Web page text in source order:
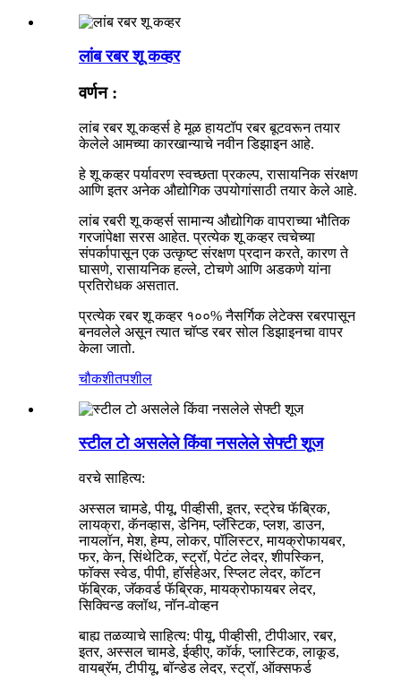
लांब रबर शू कव्हर
वर्णन :
लांब रबर शू कव्हर्स हे मूळ हायटॉप रबर बूटवरून तयार
केलेले आमच्या कारखान्याचे नवीन डिझाइन आहे.
हे शू कव्हर पर्यावरण स्वच्छता प्रकल्प, रासायनिक संरक्षण
आणि इतर अनेक औद्योगिक उपयोगांसाठी तयार केले आहे.
लांब रबरी शू कव्हर्स सामान्य औद्योगिक वापराच्या भौतिक
गरजांपेक्षा सरस आहेत. प्रत्येक शू कव्हर त्वचेच्या
संपर्कापासून एक उत्कृष्ट संरक्षण प्रदान करते, कारण ते
घासणे, रासायनिक हल्ले, टोचणे आणि अडकणे यांना
प्रतिरोधक असतात.
प्रत्येक रबर शू कव्हर १००% नैसर्गिक लेटेक्स रबरपासून
बनवलेले असून त्यात चॉप्ड रबर सोल डिझाइनचा वापर
केला जातो.
चौकशीतपशील
स्टील टो असलेले किंवा नसलेले सेफ्टी शूज
वरचे साहित्य:
अस्सल चामडे, पीयू, पीव्हीसी, इतर, स्ट्रेच फॅब्रिक,
लायक्रा, कॅनव्हास, डेनिम, प्लॅस्टिक, प्लश, डाउन,
नायलॉन, मेश, हेम्प, लोकर, पॉलिस्टर, मायक्रोफायबर,
फर, केन, सिंथेटिक, स्ट्रॉ, पेटंट लेदर, शीपस्किन,
फॉक्स स्वेड, पीपी, हॉर्सहेअर, स्प्लिट लेदर, कॉटन
फॅब्रिक, जॅकवर्ड फॅब्रिक, मायक्रोफायबर लेदर,
सिक्विन्ड क्लॉथ, नॉन-वोव्हन
बाह्य तळव्याचे साहित्य: पीयू, पीव्हीसी, टीपीआर, रबर,
इतर, अस्सल चामडे, ईव्हीए, कॉर्क, प्लास्टिक, लाकूड,
वायब्रॅम, टीपीयू, बॉन्डेड लेदर, स्ट्रॉ, ऑक्सफर्ड